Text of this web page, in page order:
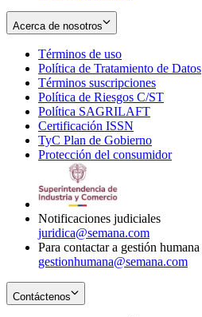
Acerca de nosotros
Términos de uso
in
new
window
Política de Tratamiento de Datos
Términos suscripciones
in
Política de Riesgos C/ST
Política SAGRILAFT
new
window
Certificación ISSN
in
new
TyC Plan de Gobierno
in
Protección del consumidorOpens
Notificaciones judiciales
juridica@semana.com
Para contactar a gestión humana
gestionhumana@semana.com
Contáctenos